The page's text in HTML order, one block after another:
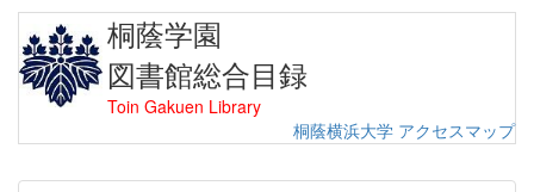
桐蔭学園
図書館総合目録
Toin Gakuen Library
桐蔭横浜大学 アクセスマップ